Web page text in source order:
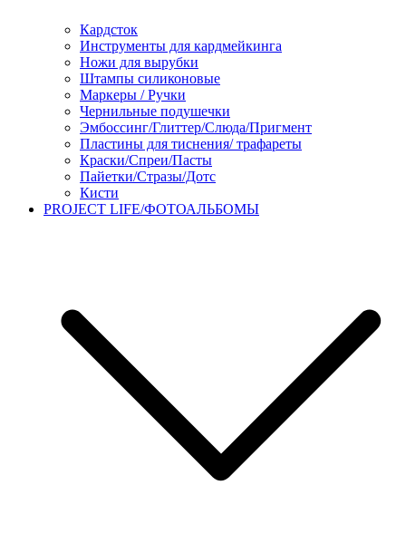
Кардсток
Инструменты для кардмейкинга
Ножи для вырубки
Штампы силиконовые
Маркеры / Ручки
Чернильные подушечки
Эмбоссинг/Глиттер/Слюда/Пригмент
Пластины для тиснения/ трафареты
Краски/Спреи/Пасты
Пайетки/Стразы/Дотс
Кисти
PROJECT LIFE/ФОТОАЛЬБОМЫ